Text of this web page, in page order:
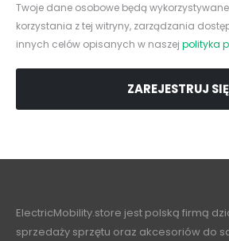
Twoje dane osobowe będą
korzystania z tej witryny, zarządzania
innych celów opisanych w naszej polityka
ZAREJESTRUJ SIĘ
ElectricMobility.store jest polską firmą
sprzedaży sprzętu oraz akcesoriów do